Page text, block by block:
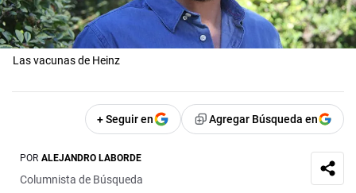
Las vacunas de Heinz
+ Seguir en Agregar Búsqueda en
POR ALEJANDRO LABORDE
Columnista de Búsqueda